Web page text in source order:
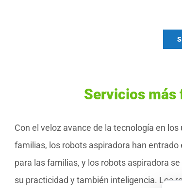
Servicios más
Con el veloz avance de la tecnología en
familias, los robots aspiradora han
para las familias, y los robots aspiradora
su practicidad y también inteligencia. Los